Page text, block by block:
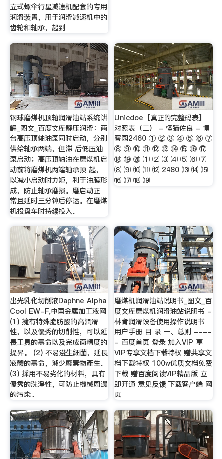
立式螺伞行星减速机配套的专用
润滑装置，用于润滑减速机中的
齿轮和轴承，起到
钢球磨煤机顶轴润滑油站系统讲
解_图文_百度文库静压润滑：两
台高压顶轴油泵同时启动，分别
供给轴承两端，但滞 后低压油
泵启动；高压顶轴油在磨煤机启
动前将磨煤机两端轴承顶 起，
以减小启动时力矩，利于油膜形
成，防止轴承磨损。磨启动正
常且延时三分钟后停运。在磨煤
机投盘车时持续投入。
Unicdoe【真正的完整码表】
对照表（二） - 怪猫佐良 - 博
客园2460 ① ② ③ ④ ⑤ ⑥ ⑦
⑧ ⑨ ⑩ ⑪ ⑫ ⑬ ⑭ ⑮ ⑯ ⑰
⑱ ⑲ ⑳ ⑴ ⑵ ⑶ ⑷ ⑸ ⑹ ⑺
⑻ ⑼ ⑽ ⑾ ⑿ 2480 ⒀ ⒁ ⒂
⒃ ⒄ ⒅ ⒆
出光乳化切削液Daphne Alpha
Cool EW-F,中国金属加工液网
(1) 擁有特殊脂肪酸的高潤滑
性，以及優秀的切削性，可以延
長工具的壽命以及完成面精度的
提昇。 (2) 不易滋生細菌，延長
液體的壽命，減少廢棄物產生。
(3) 採用不易劣化的材料，具有
優秀的洗淨性，可防止機械周邊
的污染。
磨煤机润滑油站说明书_图文_百
度文库磨煤机润滑油站说明书 -
林肯润滑设备使用操作说明书
用户手册 目 录 一、总则 ----
- 百度首页 登录 加入VIP 享
VIP专享文档下载特权 赠共享文
档下载特权 100w优质文档免费
下载 赠百度阅读VIP精品版 立
即开通 意见反馈 下载客户端 网
页